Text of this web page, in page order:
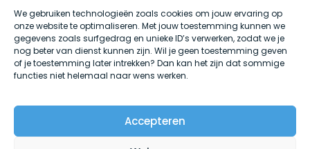
We gebruiken technologieën zoals cookies om jouw ervaring op
onze website te optimaliseren. Met jouw toestemming kunnen we
gegevens zoals surfgedrag en unieke ID’s verwerken, zodat we je
nog beter van dienst kunnen zijn. Wil je geen toestemming geven
of je toestemming later intrekken? Dan kan het zijn dat sommige
functies niet helemaal naar wens werken.
Accepteren
Algemene voorwaarden